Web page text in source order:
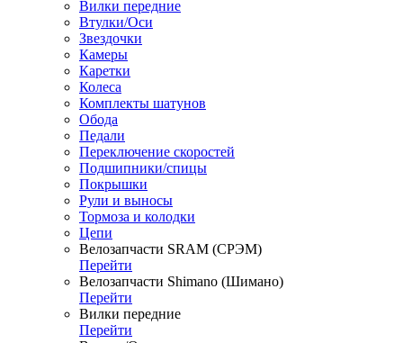
Вилки передние
Втулки/Оси
Звездочки
Камеры
Каретки
Колеса
Комплекты шатунов
Обода
Педали
Переключение скоростей
Подшипники/спицы
Покрышки
Рули и выносы
Тормоза и колодки
Цепи
Велозапчасти SRAM (СРЭМ)
Перейти
Велозапчасти Shimano (Шимано)
Перейти
Вилки передние
Перейти